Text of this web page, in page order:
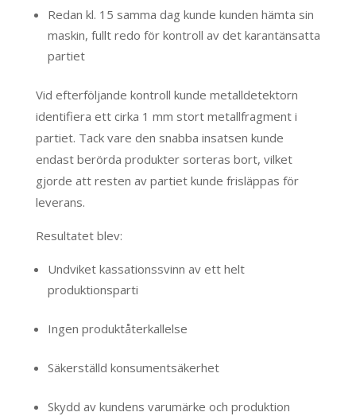
Redan kl. 15 samma dag kunde kunden hämta sin
maskin, fullt redo för kontroll av det karantänsatta
partiet
Vid efterföljande kontroll kunde metalldetektorn
identifiera ett cirka 1 mm stort metallfragment i
partiet. Tack vare den snabba insatsen kunde
endast berörda produkter sorteras bort, vilket
gjorde att resten av partiet kunde frisläppas för
leverans.
Resultatet blev:
Undviket kassationssvinn av ett helt
produktionsparti
Ingen produktåterkallelse
Säkerställd konsumentsäkerhet
Skydd av kundens varumärke och produktion